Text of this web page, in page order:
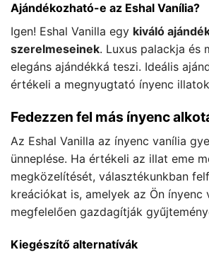
Ajándékozható-e az Eshal Vanília?
Igen! Eshal Vanilla egy kiváló
szerelmeseinek. Luxus palackja és
elegáns ajándékká teszi. Ideális
értékeli a megnyugtató ínyenc
Fedezzen fel más ínyenc
Az Eshal Vanilla az ínyenc vanília
ünneplése. Ha értékeli az illat eme
megközelítését, választékunkban
kreációkat is, amelyek az Ön ínyenc
megfelelően gazdagítják
Kiegészítő alternatívák